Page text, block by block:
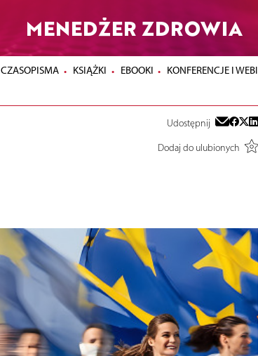
MENEDŻER ZDROWIA
CZASOPISMA KSIĄŻKI EBOOKI KONFERENCJE I
Udostępnij
Dodaj do ulubionych